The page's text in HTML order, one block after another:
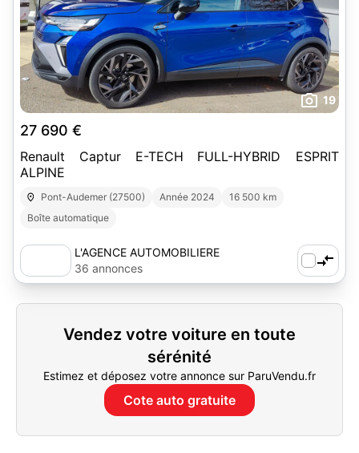
19
27 690 €
Renault Captur E-TECH FULL-HYBRID ESPRIT
ALPINE
Pont-Audemer (27500) Année 2024
16 500 km
Boîte automatique
L'AGENCE AUTOMOBILIERE
36 annonces
Vendez votre voiture en toute
sérénité
Estimez et déposez votre annonce sur ParuVendu.fr
Cote auto gratuite